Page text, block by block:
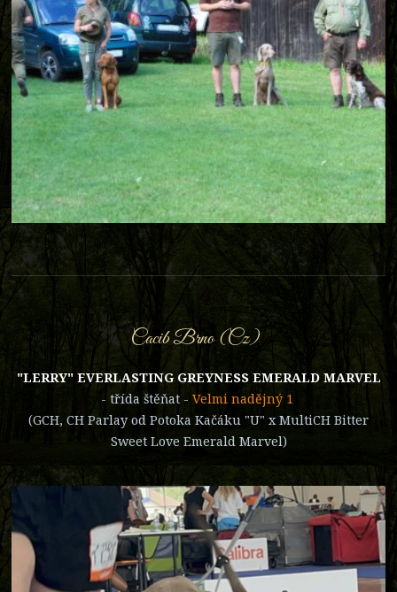
Cacib Brno (Cz)
"LERRY" EVERLASTING GREYNESS EMERALD MARVEL
- třída štěňat - Velmi nadějný 1
(GCH, CH Parlay od Potoka Kačáku "U" x MultiCH Bitter
Sweet Love Emerald Marvel)